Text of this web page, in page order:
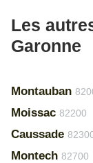
Les
Garonne
Montauban
Moissac 82200
Caussade
Montech 82700